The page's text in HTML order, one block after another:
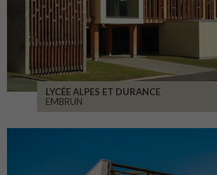
LYCÉE ALPES ET DURANCE
EMBRUN